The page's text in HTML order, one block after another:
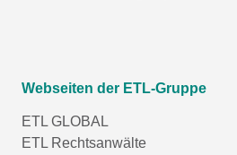
Webseiten der ETL-Gruppe
ETL GLOBAL
ETL Rechtsanwälte